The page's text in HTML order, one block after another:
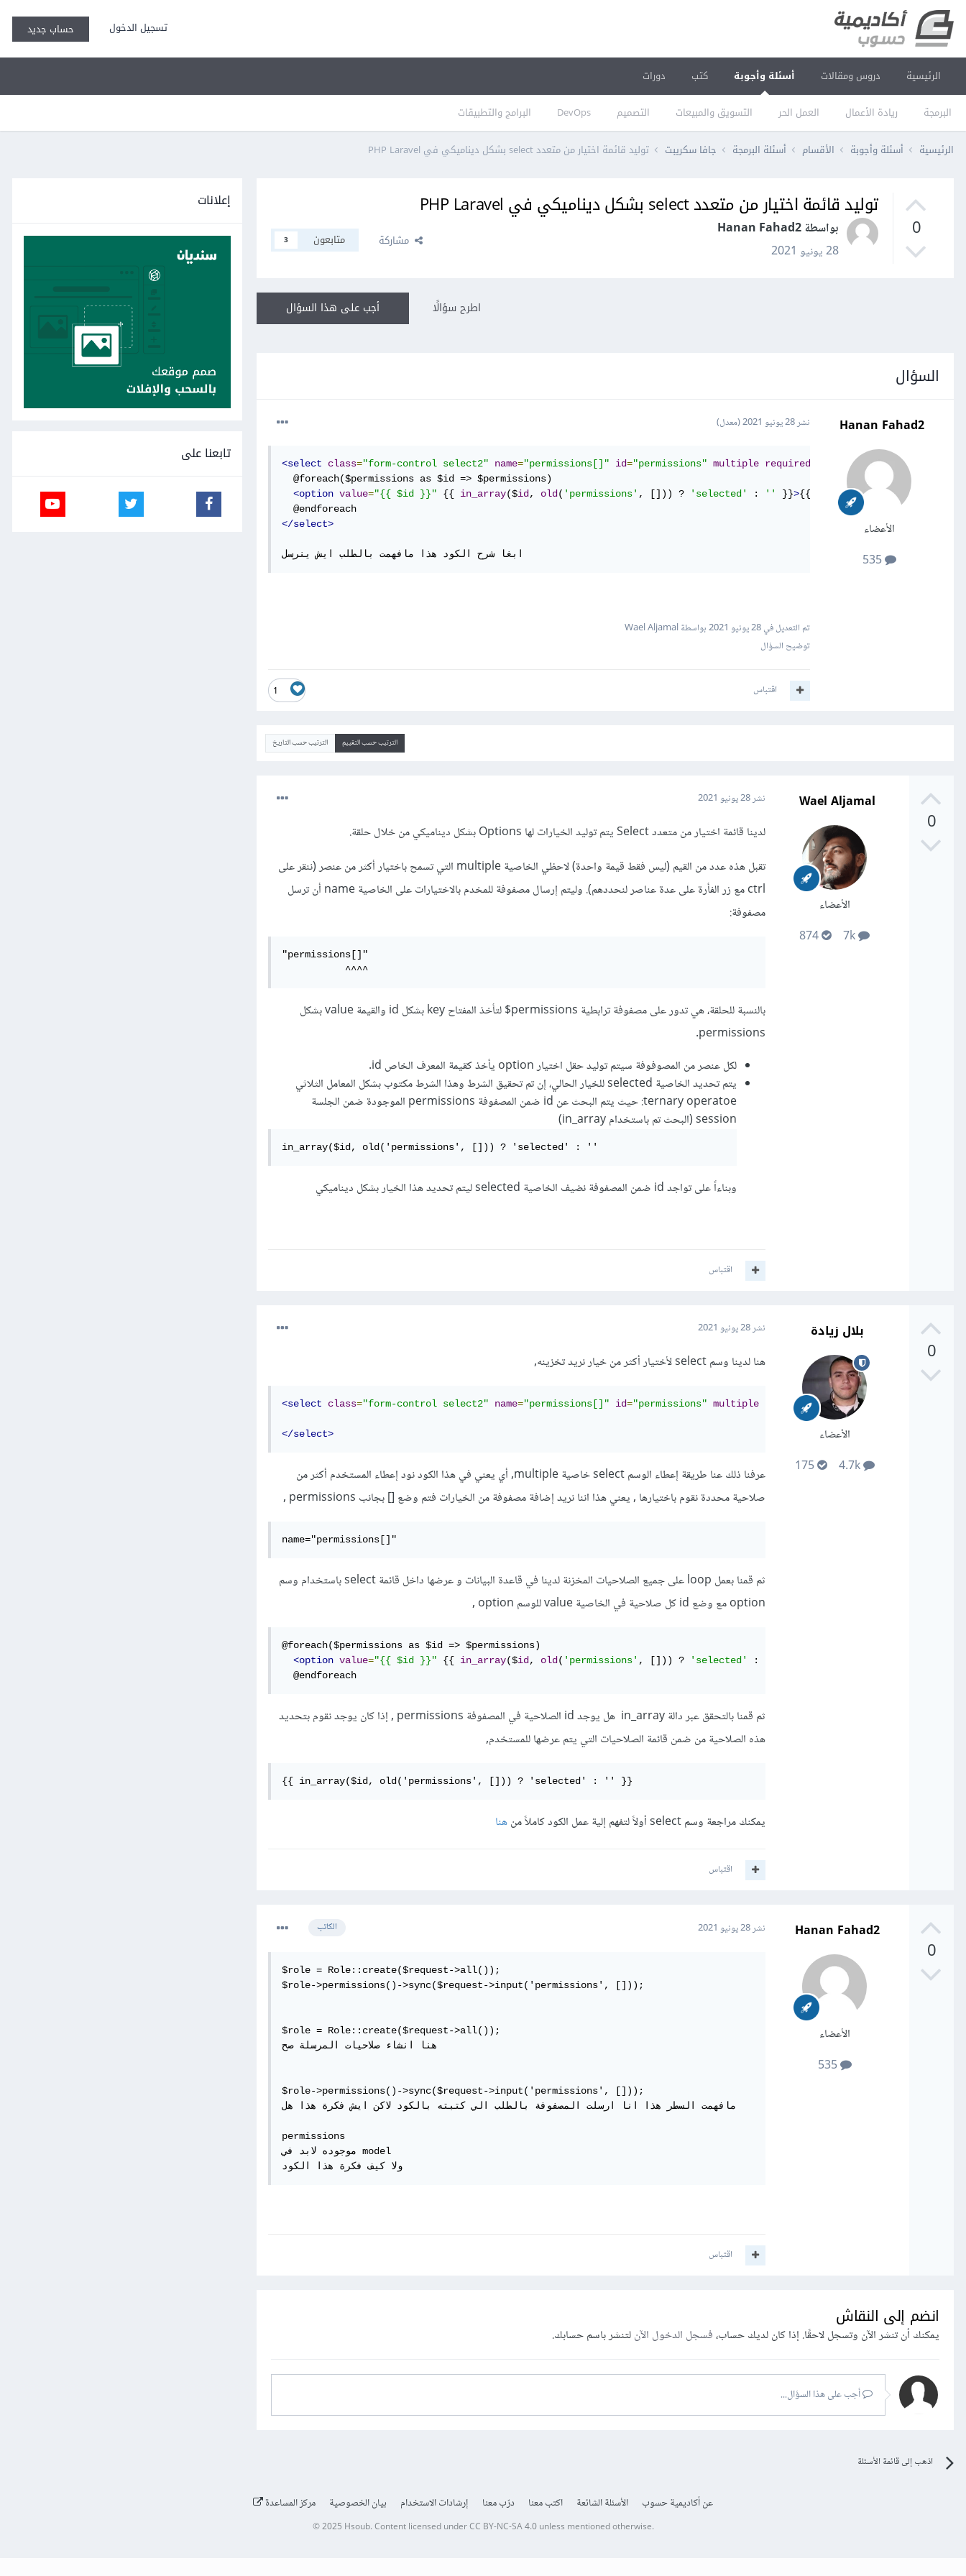
تسجيل الدخول حساب جديد
الرئيسية دروس ومقالات أسئلة وأجوبة
البرمجة ريادة الأعمال العمل الحر التسويق والمبيعات التصميم DevOps البرامج والتطبيقات
كتب دورات
الرئيسية أسئلة وأجوبة الأقسام أسئلة البرمجة جافا سكريبت توليد قائمة اختيار من متعدد select بشكل ديناميكي في PHP Laravel
0
توليد قائمة اختيار من متعدد select بشكل ديناميكي في PHP Laravel
بواسطة Hanan Fahad2
28 يونيو 2021
مشاركة متابعون 3
أجب على هذا السؤال اطرح سؤالًا
السؤال
Hanan Fahad2
الأعضاء
535
نشر28 يونيو 2021 (معدل)
<select class="form-control select2" name="permissions[]" id="permissions" multiple required
  @foreach($permissions as $id => $permissions)
<option value="{{ $id }}" {{ in_array($id , old ( 'permissions' , [])) ? 'selected' : '' }}>{{ $permissions }}
</option>
</select>
تم التعديل في28 يونيو 2021
بواسطة Wael Aljamal
توضيح السؤال
1 اقتباس
الترتيب حسب التقييم الترتيب حسب التاريخ
0
Wael Aljamal
الأعضاء
نشر28 يونيو 2021
لدينا قائمة اختيار من متعدد Select يتم توليد الخيارات لها Options بشكل ديناميكي من خلال حلقة.
تقبل هذه عدد من القيم (ليس فقط قيمة واحدة) لاحظي الخاصية multiple التي تسمح باختيار أكثر من عنصر (ننقر على
ctrl مع زر الفأرة على عدة عناصر لنحددهم). وليتم إرسال مصفوفة للمخدم بالاختيارات على الخاصية name أن ترسل
مصفوفة:
"permissions[]"
           ^^^^
بالنسبة للحلقة، هي تدور على مصفوفة ترابطية permissions$ لتأخذ المفتاح key بشكل id والقيمة value بشكل
permissions.
لكل عنصر من المصوفوفة سيتم توليد حقل اختيار option يأخذ كقيمة المعرف الخاص id.
يتم تحديد الخاصية selected للخيار الحالي، إن تم تحقيق الشرط وهذا الشرط مكتوب بشكل المعامل الثلاثي
ternary operatoe: حيث يتم البحث عن id ضمن المصفوفة permissions الموجودة ضمن الجلسة
session (البحث تم باستخدام in_array)
in_array($id, old('permissions', [])) ? 'selected' : ''
وبناءاً على تواجد id ضمن المصفوفة نضيف الخاصية selected ليتم تحديد هذا الخيار بشكل ديناميكي
اقتباس
0
بلال زيادة
الأعضاء
4.7k
175
نشر28 يونيو 2021
هنا لدينا وسم select لأختيار أكثر من خيار نريد تخزينه,
<select class="form-control select2" name="permissions[]" id="permissions" multiple required>
</select>
عرفنا ذلك عنا طريقة إعطاء الوسم select خاصية multiple, أي يعني في هذا الكود نود إعطاء المستخدم أكثر من
صلاحية محددة نقوم باختيارها , يعني هذا اننا نريد إضافة مصفوفة من الخيارات فتم وضع [] بجانب permissions ,
name="permissions[]"
ثم قمنا بعمل loop على جميع الصلاحيات المخزنة لدينا في قاعدة البيانات و عرضها داخل قائمة select باستخدام وسم
option مع وضع id كل صلاحية في الخاصية value للوسم option ,
@foreach($permissions as $id => $permissions)
<option value="{{ $id }}" {{ in_array($id , old ( 'permissions' , [])) ? 'selected' :
  @endforeach
ثم قمنا بالتحقق عبر دالة in_array هل يوجد id الصلاحية في المصفوفة permissions , إذا كان يوجد نقوم بتحديد
هذه الصلاحية من ضمن قائمة الصلاحيات التي يتم عرضها للمستخدم,
{{ in_array($id, old('permissions', [])) ? 'selected' : '' }}
يمكنك مراجعة وسم select أولاً لتفهم إلية عمل الكود كاملاً من هنا
اقتباس
0
Hanan Fahad2
الأعضاء
535
الكاتب نشر28 يونيو 2021
$role = Role::create($request->all());
$role->permissions()->sync($request->input('permissions', []));
$role = Role::create($request->all());
هنا انشاء صلاحيات المرسلة صح
$role->permissions()->sync($request->input('permissions', []));
مافهمت السطر هذا انا ارسلت المصفوفة بالطلب الي كتبته بالكود لاكن ايش فكرة هذا هل
permissions
موجوده لابد في model
اقتباس
انضم إلى النقاش
يمكنك أن تنشر الآن وتسجل لاحقًا. إذا كان لديك حساب،فسجل الدخول الآنلتنشر باسم حسابك.
أجب على هذا السؤال...
اذهب إلى قائمة الأسئلة
إعلانات
تابعنا على
عن أكاديمية حسوب الأسئلة الشائعة اكتب معنا درّب معنا إرشادات الاستخدام بيان الخصوصية مركز المساعدة
© 2025 Hsoub.Content licensed underCC BY-NC-SA 4.0unless mentioned otherwise.